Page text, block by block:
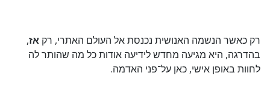
רק כאשר הנשמה האנושית נכנסת אל העולם האתרי, רק אז,
בהדרגה, היא מגיעה מחדש לידיעה אודות כל מה שהותר לה
לחוות באופן אישי, כאן על־פני האדמה.